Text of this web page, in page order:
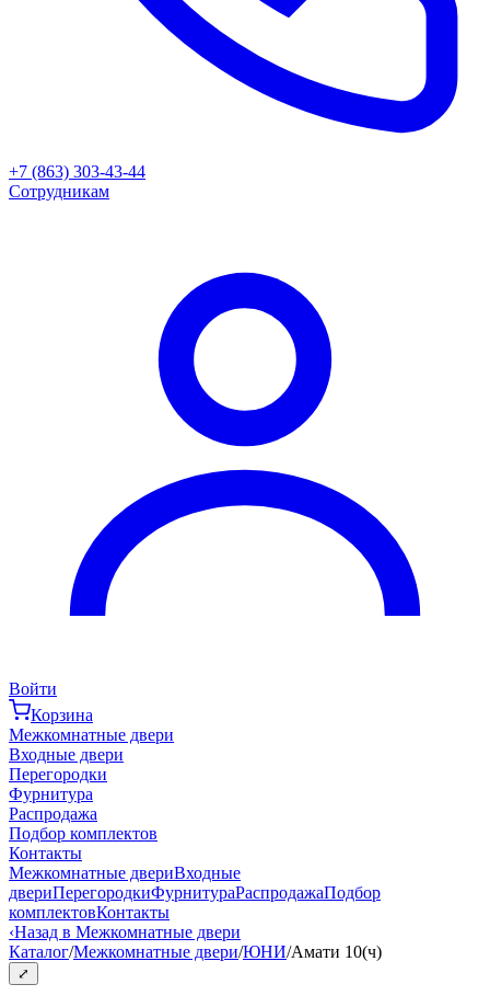
+7 (863) 303-43-44
Сотрудникам
Войти
Корзина
Межкомнатные двери
Входные двери
Перегородки
Фурнитура
Распродажа
Подбор комплектов
Контакты
Межкомнатные двериВходные
двериПерегородкиФурнитураРаспродажаПодбор
комплектовКонтакты
‹Назад в Межкомнатные двери
Каталог/Межкомнатные двери/ЮНИ/Амати 10(ч)
⤢